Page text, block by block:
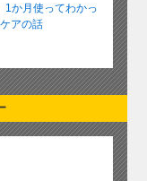
1か月使ってわかっ
アの話